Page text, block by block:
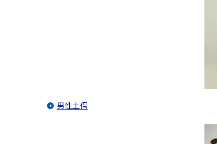
男性土偶